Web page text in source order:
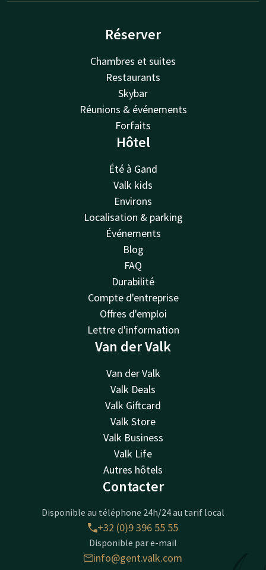
Réserver
Chambres et suites
Restaurants
Skybar
Réunions & événements
Forfaits
Hôtel
Été à Gand
Valk kids
Environs
Localisation & parking
Événements
Blog
FAQ
Durabilité
Compte d'entreprise
Offres d'emploi
Lettre d'information
Van der Valk
Van der Valk
Valk Deals
Valk Giftcard
Valk Store
Valk Business
Valk Life
Autres hôtels
Contacter
Disponible au téléphone 24h/24 au tarif local
+32 (0)9 396 55 55
Disponible par e-mail
info@gent.valk.com